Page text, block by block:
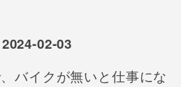
2024-02-03
バイクが無いと仕事にな